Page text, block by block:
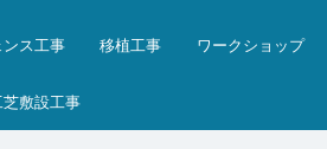
ンス工事 移植工事 ワークショップ
芝敷設工事